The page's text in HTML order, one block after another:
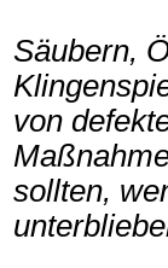
Säubern,
von
sollten,